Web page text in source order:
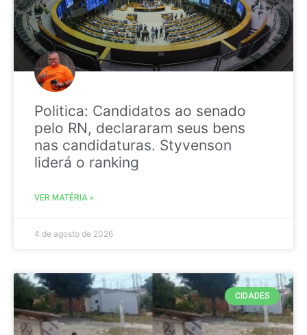
Politica: Candidatos ao senado
pelo RN, declararam seus bens
nas candidaturas. Styvenson
liderá o ranking
VER MATÉRIA »
4 de agosto de 2026
CIDADES